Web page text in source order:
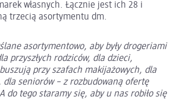
własnych. Łącznie jest ich 28 i
trzecią asortymentu dm.
asortymentowo, aby były drogeriami
przyszłych rodziców, dla dzieci,
przy szafach makijażowych, dla
dla seniorów – z rozbudowaną ofertę
do tego staramy się, aby u nas robiło się